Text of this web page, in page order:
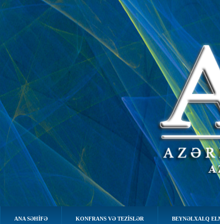
ANA SƏHIFƏ KONFRANS VƏ TEZİSLƏR BEYNƏLXALQ